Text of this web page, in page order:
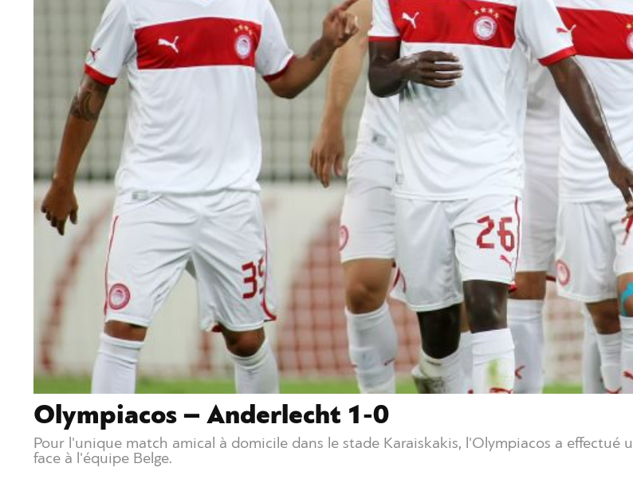
Olympiacos – Anderlecht 1-0
Pour l'unique match amical à domicile dans le stade Karaiskakis, l'Olympiacos a
face à l'équipe Belge.